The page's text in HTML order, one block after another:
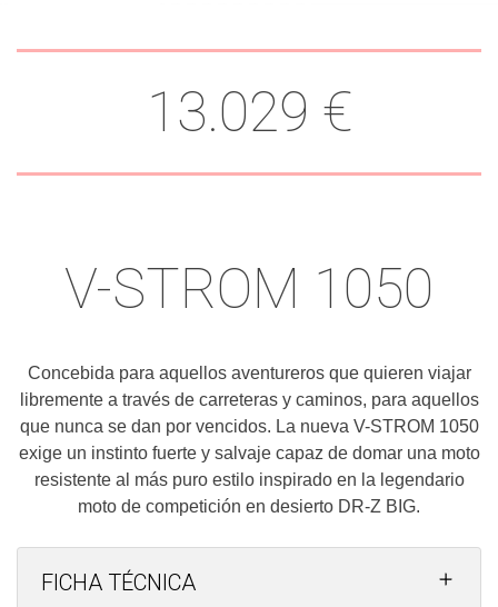
13.029 €
V-STROM 1050
Concebida para aquellos aventureros que quieren viajar
libremente a través de carreteras y caminos, para aquellos
que nunca se dan por vencidos. La nueva V-STROM 1050
exige un instinto fuerte y salvaje capaz de domar una moto
resistente al más puro estilo inspirado en la legendario
moto de competición en desierto DR-Z BIG.
FICHA TÉCNICA